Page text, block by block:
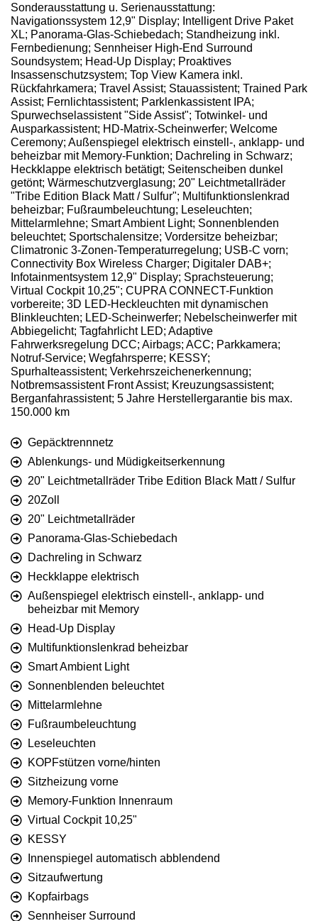
Sonderausstattung u. Serienausstattung:
Navigationssystem 12,9" Display; Intelligent Drive Paket
XL; Panorama-Glas-Schiebedach; Standheizung inkl.
Fernbedienung; Sennheiser High-End Surround
Soundsystem; Head-Up Display; Proaktives
Insassenschutzsystem; Top View Kamera inkl.
Rückfahrkamera; Travel Assist; Stauassistent; Trained Park
Assist; Fernlichtassistent; Parklenkassistent IPA;
Spurwechselassistent "Side Assist"; Totwinkel- und
Ausparkassistent; HD-Matrix-Scheinwerfer; Welcome
Ceremony; Außenspiegel elektrisch einstell-, anklapp- und
beheizbar mit Memory-Funktion; Dachreling in Schwarz;
Heckklappe elektrisch betätigt; Seitenscheiben dunkel
getönt; Wärmeschutzverglasung; 20" Leichtmetallräder
"Tribe Edition Black Matt / Sulfur"; Multifunktionslenkrad
beheizbar; Fußraumbeleuchtung; Leseleuchten;
Mittelarmlehne; Smart Ambient Light; Sonnenblenden
beleuchtet; Sportschalensitze; Vordersitze beheizbar;
Climatronic 3-Zonen-Temperaturregelung; USB-C vorn;
Connectivity Box Wireless Charger; Digitaler DAB+;
Infotainmentsystem 12,9" Display; Sprachsteuerung;
Virtual Cockpit 10,25"; CUPRA CONNECT-Funktion
vorbereite; 3D LED-Heckleuchten mit dynamischen
Blinkleuchten; LED-Scheinwerfer; Nebelscheinwerfer mit
Abbiegelicht; Tagfahrlicht LED; Adaptive
Fahrwerksregelung DCC; Airbags; ACC; Parkkamera;
Notruf-Service; Wegfahrsperre; KESSY;
Spurhalteassistent; Verkehrszeichenerkennung;
Notbremsassistent Front Assist; Kreuzungsassistent;
Berganfahrassistent; 5 Jahre Herstellergarantie bis max.
150.000 km
Gepäcktrennnetz
Ablenkungs- und Müdigkeitserkennung
20" Leichtmetallräder Tribe Edition Black Matt / Sulfur
20Zoll
20" Leichtmetallräder
Panorama-Glas-Schiebedach
Dachreling in Schwarz
Heckklappe elektrisch
Außenspiegel elektrisch einstell-, anklapp- und
beheizbar mit Memory
Head-Up Display
Multifunktionslenkrad beheizbar
Smart Ambient Light
Sonnenblenden beleuchtet
Mittelarmlehne
Fußraumbeleuchtung
Leseleuchten
KOPFstützen vorne/hinten
Sitzheizung vorne
Memory-Funktion Innenraum
Virtual Cockpit 10,25"
KESSY
Innenspiegel automatisch abblendend
Sitzaufwertung
Kopfairbags
Sennheiser Surround